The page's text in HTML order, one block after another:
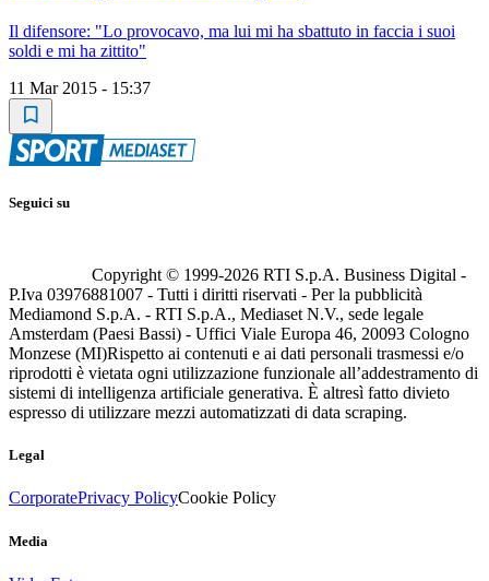
Il difensore: "Lo provocavo, ma lui mi ha sbattuto in faccia i suoi
soldi e mi ha zittito"
11 Mar 2015 - 15:37
Seguici su
Copyright © 1999-2026 RTI S.p.A. Business Digital -
P.Iva 03976881007 - Tutti i diritti riservati - Per la pubblicità
Mediamond S.p.A. - RTI S.p.A., Mediaset N.V., sede legale
Amsterdam (Paesi Bassi) - Uffici Viale Europa 46, 20093 Cologno
Monzese (MI)Rispetto ai contenuti e ai dati personali trasmessi e/o
riprodotti è vietata ogni utilizzazione funzionale all’addestramento di
sistemi di intelligenza artificiale generativa. È altresì fatto divieto
espresso di utilizzare mezzi automatizzati di data scraping.
Legal
CorporatePrivacy PolicyCookie Policy
Media